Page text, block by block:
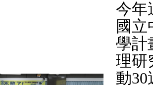
今年
國
學計
理研
動